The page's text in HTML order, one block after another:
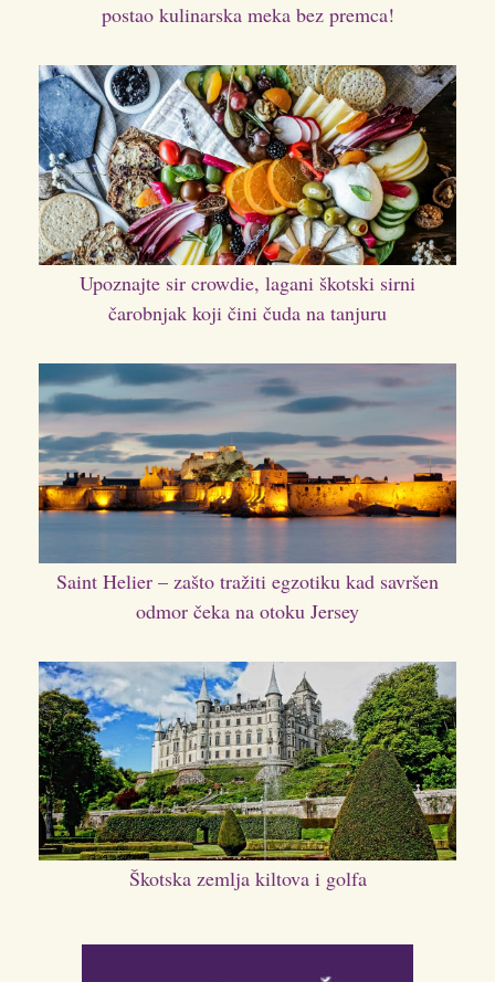
postao kulinarska meka bez premca!
Upoznajte sir crowdie, lagani škotski sirni
čarobnjak koji čini čuda na tanjuru
Saint Helier – zašto tražiti egzotiku kad savršen
odmor čeka na otoku Jersey
Škotska zemlja kiltova i golfa